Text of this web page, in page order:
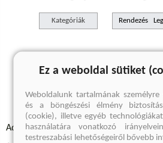
Kategóriák Rendezés
A keresett
Adatvédelmi szabályzatok Elállási
Ez a weboldal sütiket
Weboldalunk tartalmának
és a böngészési élmény
(cookie), illetve egyéb
használatára vonatkozó
testreszabási lehetőségeiről bővebb